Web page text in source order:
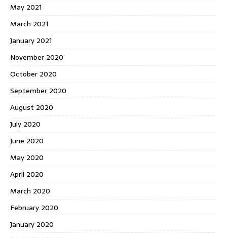
May 2021
March 2021
January 2021
November 2020
October 2020
September 2020
August 2020
July 2020
June 2020
May 2020
April 2020
March 2020
February 2020
January 2020